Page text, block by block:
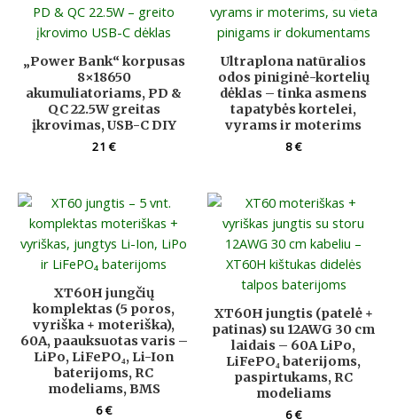
„Power Bank“ korpusas
8×18650
akumuliatoriams, PD &
QC 22.5W greitas
įkrovimas, USB-C DIY
21€
Ultraplona natūralios
odos piniginė-kortelių
dėklas – tinka asmens
tapatybės kortelei,
vyrams ir moterims
8€
XT60H jungčių
komplektas (5 poros,
vyriška + moteriška),
60A, paauksuotas varis –
LiPo, LiFePO₄, Li-Ion
baterijoms, RC
modeliams, BMS
6€
XT60H jungtis (patelė +
patinas) su 12AWG 30 cm
laidais – 60A LiPo,
LiFePO₄ baterijoms,
paspirtukams, RC
modeliams
6€